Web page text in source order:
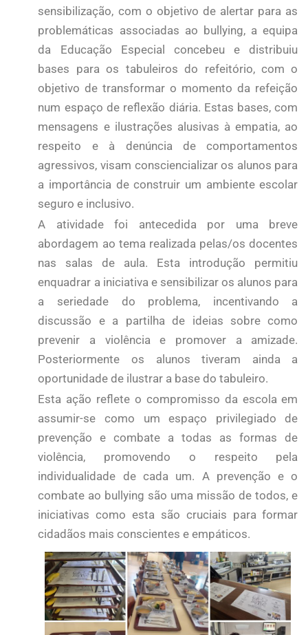
sensibilização, com o objetivo de alertar para as
problemáticas associadas ao bullying, a equipa
da Educação Especial concebeu e distribuiu
bases para os tabuleiros do refeitório, com o
objetivo de transformar o momento da refeição
num espaço de reflexão diária. Estas bases, com
mensagens e ilustrações alusivas à empatia, ao
respeito e à denúncia de comportamentos
agressivos, visam consciencializar os alunos para
a importância de construir um ambiente escolar
seguro e inclusivo.
A atividade foi antecedida por uma breve
abordagem ao tema realizada pelas/os docentes
nas salas de aula. Esta introdução permitiu
enquadrar a iniciativa e sensibilizar os alunos para
a seriedade do problema, incentivando a
discussão e a partilha de ideias sobre como
prevenir a violência e promover a amizade.
Posteriormente os alunos tiveram ainda a
oportunidade de ilustrar a base do tabuleiro.
Esta ação reflete o compromisso da escola em
assumir-se como um espaço privilegiado de
prevenção e combate a todas as formas de
violência, promovendo o respeito pela
individualidade de cada um. A prevenção e o
combate ao bullying são uma missão de todos, e
iniciativas como esta são cruciais para formar
cidadãos mais conscientes e empáticos.